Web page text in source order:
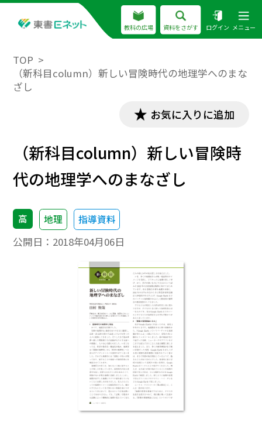
教科の広場 資料をさがす ログイン メニュー
TOP
（新科目column）新しい冒険時代の地理学へのまな
ざし
お気に入りに追加
（新科目column）新しい冒険時
代の地理学へのまなざし
高 地理 指導資料
公開日： 2018年04月06日